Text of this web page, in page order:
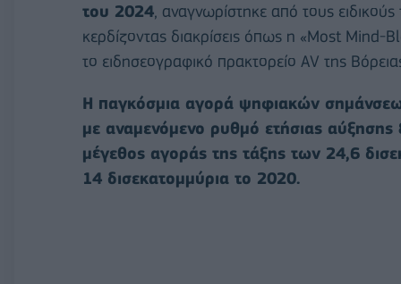
του 2024 , αναγνωρίστηκε από τους
κερδίζοντας διακρίσεις όπως η «Most
το ειδησεογραφικό πρακτορείο AV της
Η παγκόσμια αγορά ψηφιακών
με αναμενόμενο ρυθμό ετήσιας
μέγεθος αγοράς της τάξης των 24,6
14 δισεκατομμύρια το 2020.